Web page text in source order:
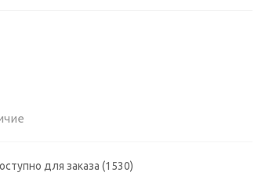
для заказа (1530)